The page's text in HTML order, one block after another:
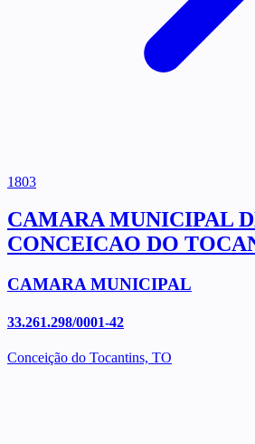
1803
CAMARA MUNICIPAL
CONCEICAO DO
CAMARA MUNICIPAL
33.261.298/0001-42
Conceição do Tocantins, TO